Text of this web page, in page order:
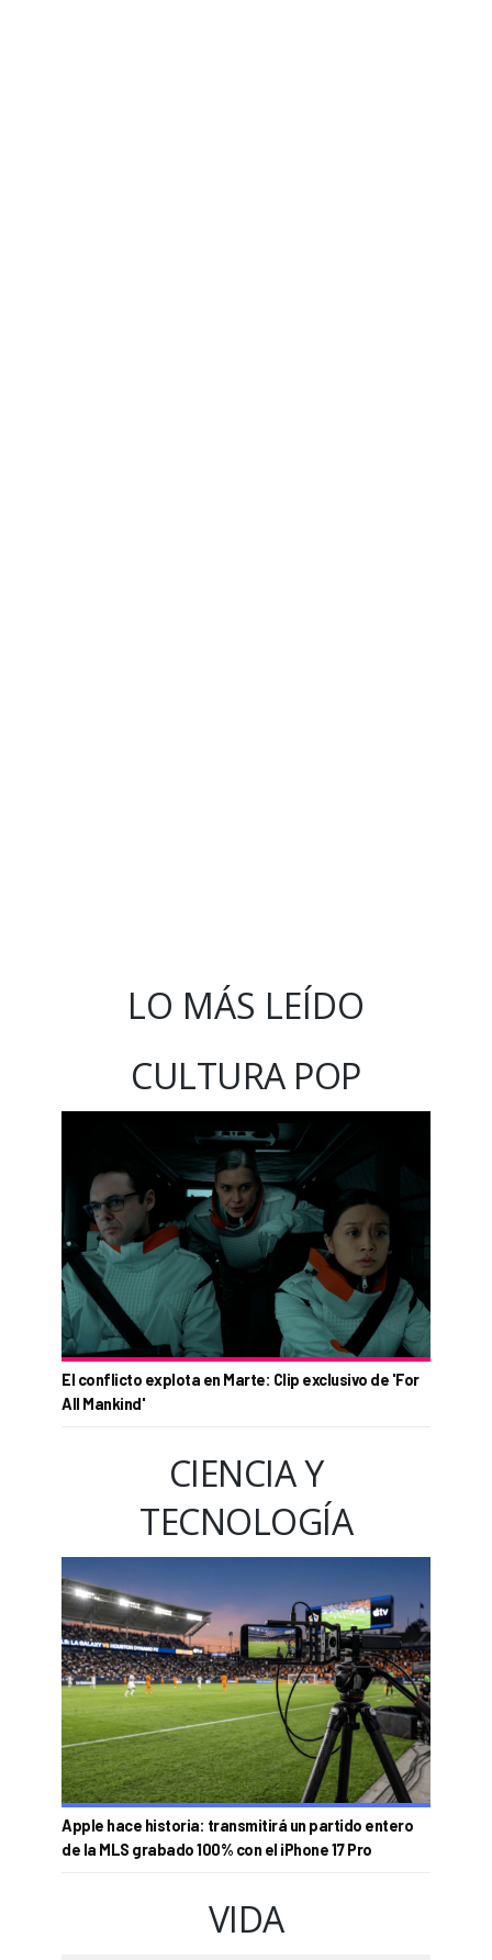
LO MÁS LEÍDO
CULTURA POP
El conflicto explota en Marte: Clip exclusivo de 'For
All Mankind'
CIENCIA Y
TECNOLOGÍA
Apple hace historia: transmitirá un partido entero
de la MLS grabado 100% con el iPhone 17 Pro
VIDA